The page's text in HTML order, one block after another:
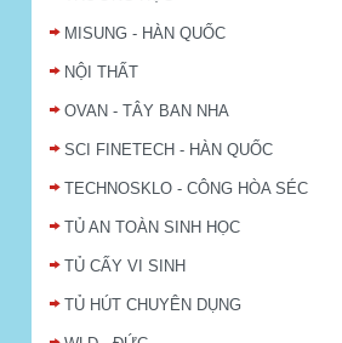
MISUNG - HÀN QUỐC
NỘI THẤT
OVAN - TÂY BAN NHA
SCI FINETECH - HÀN QUỐC
TECHNOSKLO - CÔNG HÒA SÉC
TỦ AN TOÀN SINH HỌC
TỦ CẤY VI SINH
TỦ HÚT CHUYÊN DỤNG